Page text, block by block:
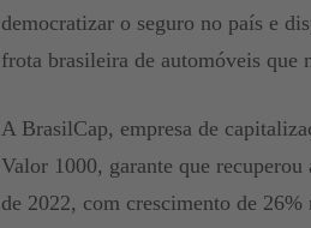
democratizar o seguro no país e
frota brasileira de automóveis que
A BrasilCap, empresa de
Valor 1000, garante que
de 2022, com crescimento de